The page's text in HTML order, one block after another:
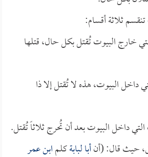
ثلاثة أقسام:
خارج البيوت تُقتل بكل حال، قتلها
داخل البيوت، هذه لا تُقتل إلا ذا
داخل البيوت بعد أن تُحرج ثلاثاً تُقتل.
حيث قال: (أنأبا لبابةكلمابن عمر